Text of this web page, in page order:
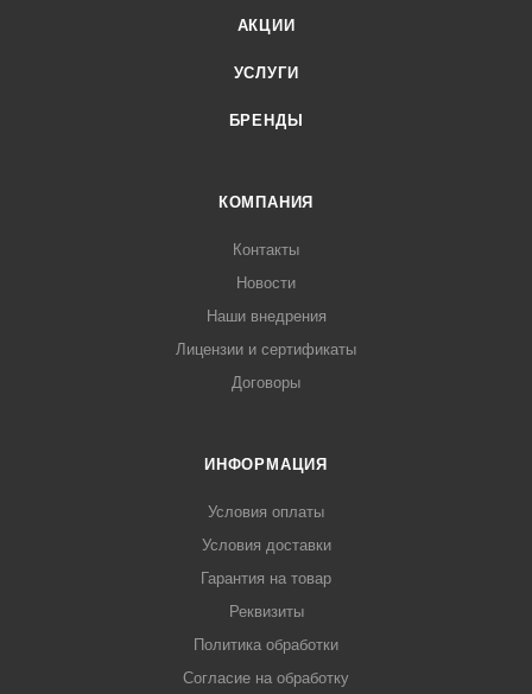
АКЦИИ
УСЛУГИ
БРЕНДЫ
КОМПАНИЯ
Контакты
Новости
Наши внедрения
Лицензии и сертификаты
Договоры
ИНФОРМАЦИЯ
Условия оплаты
Условия доставки
Гарантия на товар
Реквизиты
Политика обработки
Согласие на обработку